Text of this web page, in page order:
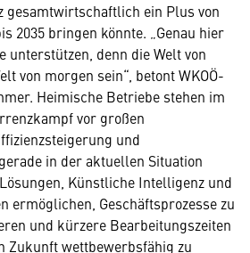
ein Plus von
2035 bringen könnte. „Genau hier
denn die Welt von
von morgen sein“, betont WKOÖ-
Heimische Betriebe stehen im
vor großen
und
in der aktuellen Situation
Künstliche Intelligenz und
ermöglichen, Geschäftsprozesse zu
und kürzere Bearbeitungszeiten
Zukunft wettbewerbsfähig zu